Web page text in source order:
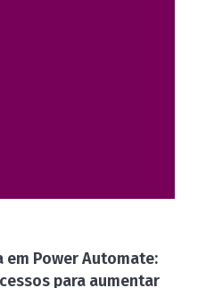
Power Automate:
para aumentar